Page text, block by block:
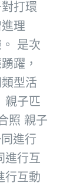
打環
理
是次
躍，
型活
親子匹
照 親子
進行
進行互
行互動